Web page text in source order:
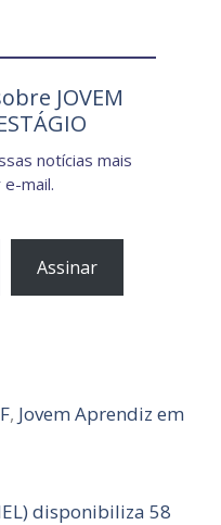
JOVEM
notícias mais
mail.
Assinar
, Jovem Aprendiz em
disponibiliza 58